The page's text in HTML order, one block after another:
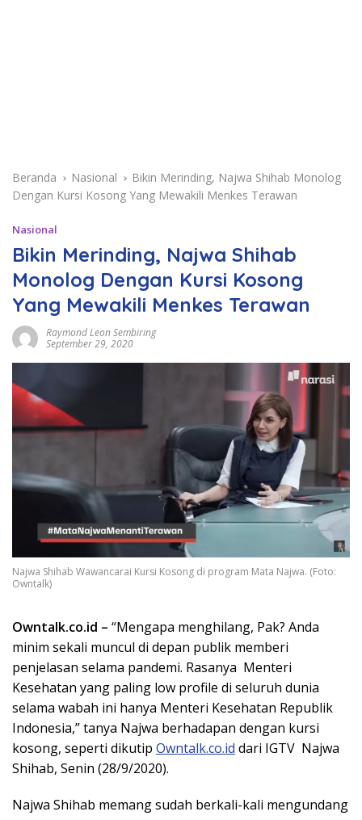
Beranda Nasional
Bikin Merinding, Najwa Shihab Monolog
Dengan Kursi Kosong Yang Mewakili Menkes Terawan
Nasional
Bikin Merinding, Najwa Shihab
Monolog Dengan Kursi Kosong
Yang Mewakili Menkes Terawan
Raymond Leon Sembiring
September 29, 2020
Najwa Shihab Wawancarai Kursi Kosong di program Mata Najwa. (Foto:
Owntalk)
Owntalk.co.id – “Mengapa menghilang, Pak? Anda
minim sekali muncul di depan publik memberi
penjelasan selama pandemi. Rasanya Menteri
Kesehatan yang paling low profile di seluruh dunia
selama wabah ini hanya Menteri Kesehatan Republik
Indonesia,” tanya Najwa berhadapan dengan kursi
kosong, seperti dikutip Owntalk.co.id dari IGTV Najwa
Shihab, Senin (28/9/2020).
Najwa Shihab memang sudah berkali-kali mengundang